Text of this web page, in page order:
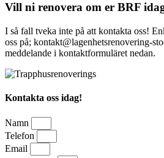
Vill ni renovera om er BRF
I så fall tveka inte på att kontakta oss!
oss på; kontakt@lagenhetsrenovering-
meddelande i kontaktformuläret nedan.
Kontakta oss idag!
Namn
Telefon
Email